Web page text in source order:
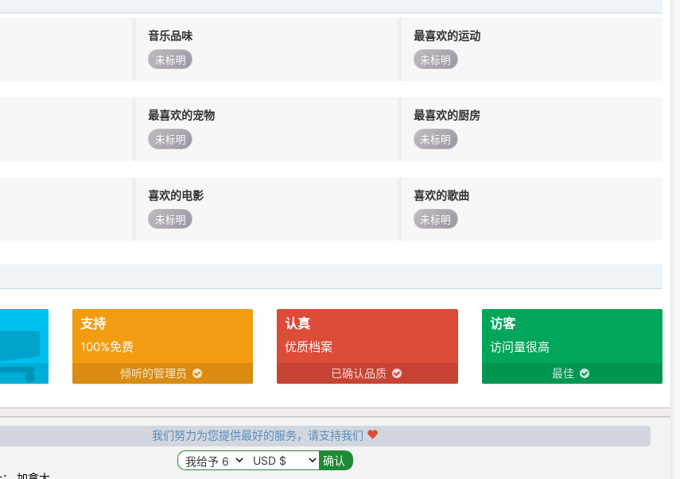
音乐品味
未标明
最喜欢的运动
未标明
最喜欢的宠物
未标明
最喜欢的厨房
未标明
喜欢的电影
未标明
喜欢的歌曲
未标明
支持
100%免费
倾听的管理员
认真
优质档案
已确认品质
访客
访问量很高
最佳
我们努力为您提供最好的服务，请支持我们